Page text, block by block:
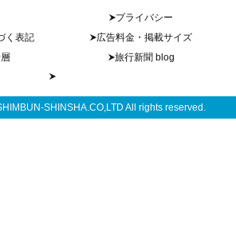
プライバシー
く表記
広告料金・掲載サイズ
旅行新聞 blog
SHINSHA.CO,LTD All rights reserved.